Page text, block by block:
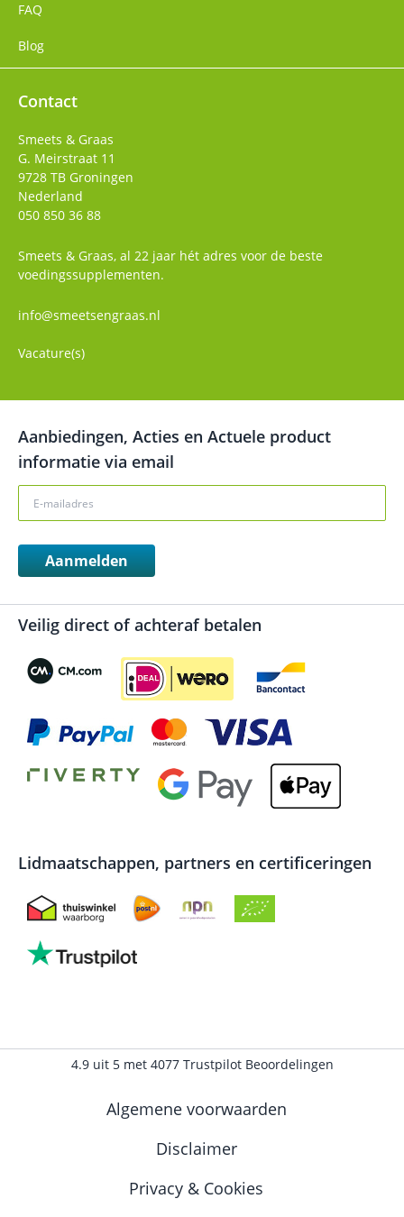
FAQ
Blog
Contact
Smeets & Graas
G. Meirstraat 11
9728 TB Groningen
Nederland
050 850 36 88
Smeets & Graas, al 22 jaar hét adres voor de beste
voedingssupplementen.
info@smeetsengraas.nl
Vacature(s)
Aanbiedingen, Acties en Actuele product
informatie via email
Aanmelden
Veilig direct of achteraf betalen
Lidmaatschappen, partners en certificeringen
Algemene voorwaarden
Disclaimer
Privacy & Cookies
4.9uit 5met 4077Trustpilot Beoordelingen